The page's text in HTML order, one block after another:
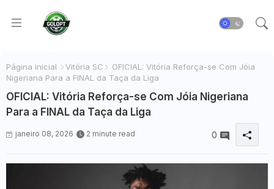
Página inicial Vitória SC
OFICIAL: Vitória Reforça-se Com Jóia
Nigeriana Para a FINAL da Taça da Liga
OFICIAL: Vitória Reforça-se Com Jóia Nigeriana
Para a FINAL da Taça da Liga
janeiro 08, 2026 2 minute read 0